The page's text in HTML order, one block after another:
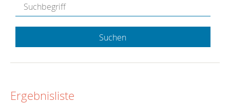
Suchen
Ergebnisliste